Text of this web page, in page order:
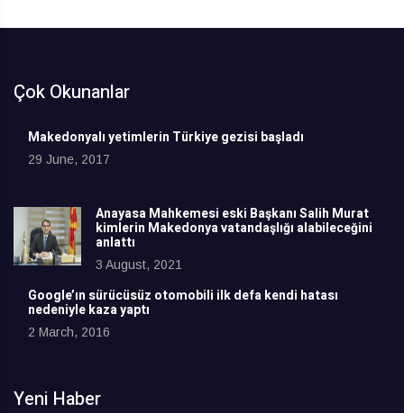
Çok Okunanlar
Makedonyalı yetimlerin Türkiye gezisi başladı
29 June, 2017
Anayasa Mahkemesi eski Başkanı Salih Murat
kimlerin Makedonya vatandaşlığı alabileceğini
anlattı
3 August, 2021
Google’ın sürücüsüz otomobili ilk defa kendi hatası
nedeniyle kaza yaptı
2 March, 2016
Yeni Haber